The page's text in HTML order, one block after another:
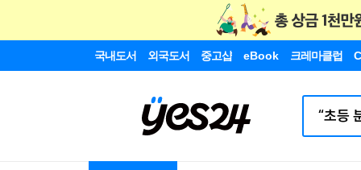
국내도서 외국도서 중고샵 eBook 크레마클럽